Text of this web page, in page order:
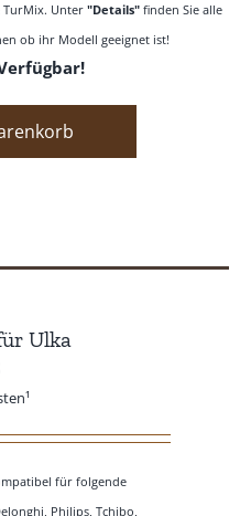
TurMix. Unter "Details"finden Sie alle
ob ihr Modell geeignet ist!
Ulka
für folgende
Philips, Tchibo,